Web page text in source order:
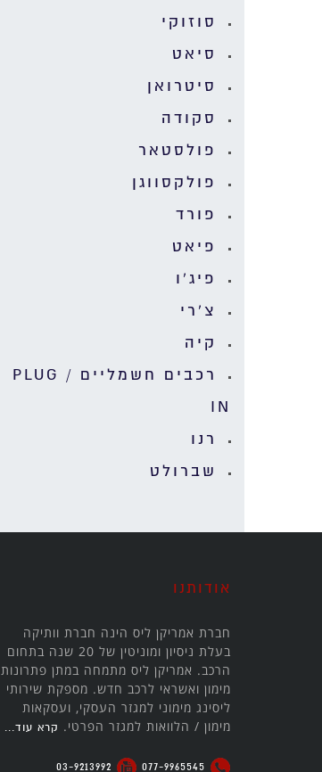
סוזוקי
סיאט
סיטרואן
סקודה
פולסטאר
פולקסווגן
פורד
פיאט
פיג'ו
צ'רי
קיה
רכבים חשמליים / PLUG
IN
רנו
שברולט
אודותנו
חברת אמריקן ליס הינה חברת וותיקה
בעלת ניסיון ומוניטין של 20 שנה בתחום
הרכב. אמריקן ליס מתמחה במתן פתרונות
מימון ואשראי לרכב חדש. מספקת שירותי
ליסינג מימוני למגזר העסקי, ועסקאות
מימון / הלוואות למגזר הפרטי. קרא עוד...